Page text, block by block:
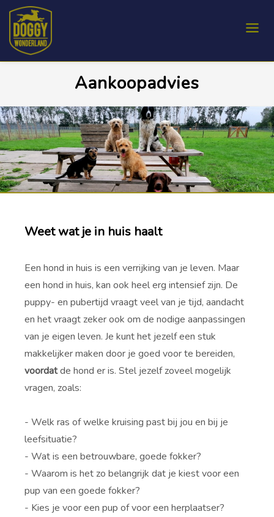
Aankoopadvies
Weet wat je in huis haalt
Een hond in huis is een verrijking van je leven. Maar
een hond in huis, kan ook heel erg intensief zijn. De
puppy- en pubertijd vraagt veel van je tijd, aandacht
en het vraagt zeker ook om de nodige aanpassingen
van je eigen leven. Je kunt het jezelf een stuk
makkelijker maken door je goed voor te bereiden,
voordatde hond er is. Stel jezelf zoveel mogelijk
vragen, zoals:
- Welk ras of welke kruising past bij jou en bij je
leefsituatie?
- Wat is een betrouwbare, goede fokker?
- Waarom is het zo belangrijk dat je kiest voor een
pup van een goede fokker?
- Kies je voor een pup of voor een herplaatser?